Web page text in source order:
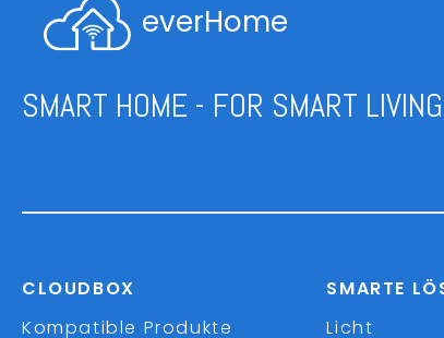
everHome
SMART HOME - FOR SMART
CLOUDBOX
Kompatible Produkte
SMARTE
Licht